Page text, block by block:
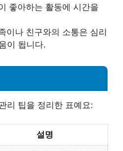
좋아하는 활동에 시간을
이나 친구와의 소통은 심리
이 됩니다.
리 팁을 정리한 표예요:
설명